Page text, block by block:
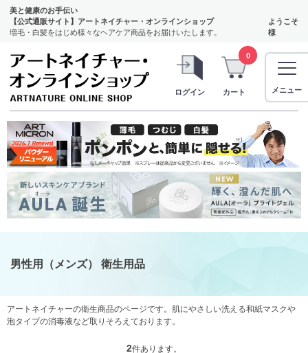
美と健康のお手伝い
【公式通販サイト】アートネイチャー・オンラインショップ
増毛・白髪をはじめ様々なヘアケア商品をお届けいたします。
ようこそ
様
ログイン
0
カート メニュー
男性用（メンズ） 衛生用品
アートネイチャーの衛生商品のページです。肌にやさしい洗える和紙マスクや
泡タイプの消毒液など取りそろえております。
2件あります。